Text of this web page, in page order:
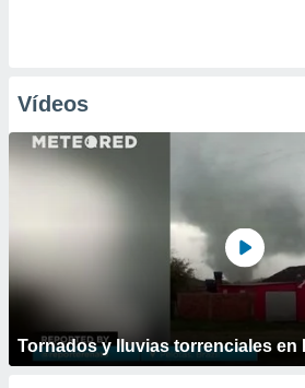
Vídeos
Tornados y lluvias torrenciales en